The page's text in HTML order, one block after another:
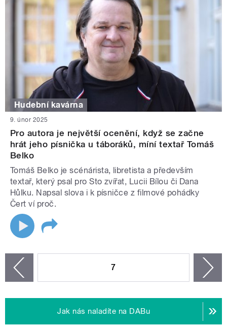
Hudební kavárna
9. únor 2025
Pro autora je největší ocenění, když se začne
hrát jeho písnička u táboráků, míní textař Tomáš
Belko
Tomáš Belko je scénárista, libretista a především
textař, který psal pro Sto zvířat, Lucii Bílou či Dana
Hůlku. Napsal slova i k písničce z filmové pohádky
Čert ví proč.
7
Jak nás naladíte na DABu